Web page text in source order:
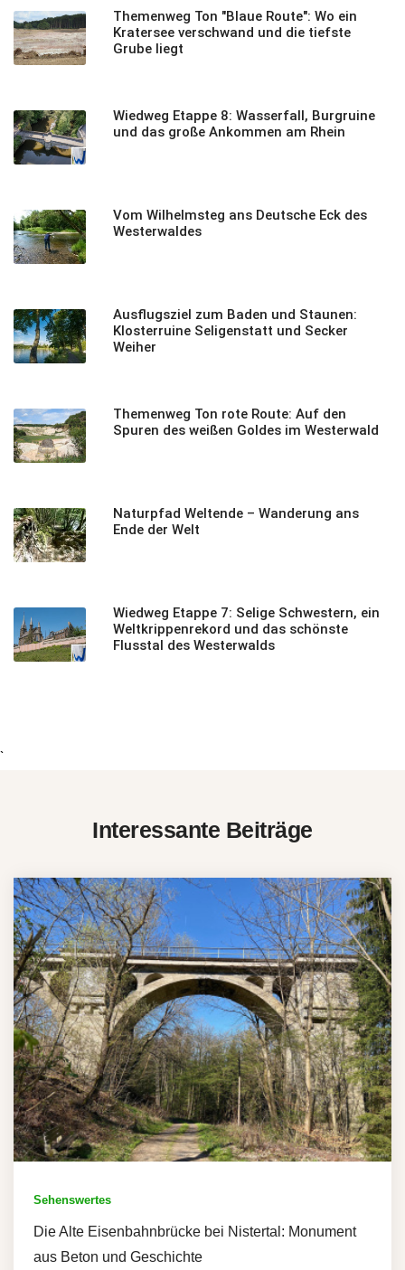
Themenweg Ton "Blaue Route": Wo ein
Kratersee verschwand und die tiefste
Grube liegt
Wiedweg Etappe 8: Wasserfall, Burgruine
und das große Ankommen am Rhein
Vom Wilhelmsteg ans Deutsche Eck des
Westerwaldes
Ausflugsziel zum Baden und Staunen:
Klosterruine Seligenstatt und Secker
Weiher
Themenweg Ton rote Route: Auf den
Spuren des weißen Goldes im Westerwald
Naturpfad Weltende – Wanderung ans
Ende der Welt
Wiedweg Etappe 7: Selige Schwestern, ein
Weltkrippenrekord und das schönste
Flusstal des Westerwalds
`
Interessante Beiträge
Sehenswertes
Die Alte Eisenbahnbrücke bei Nistertal: Monument
aus Beton und Geschichte